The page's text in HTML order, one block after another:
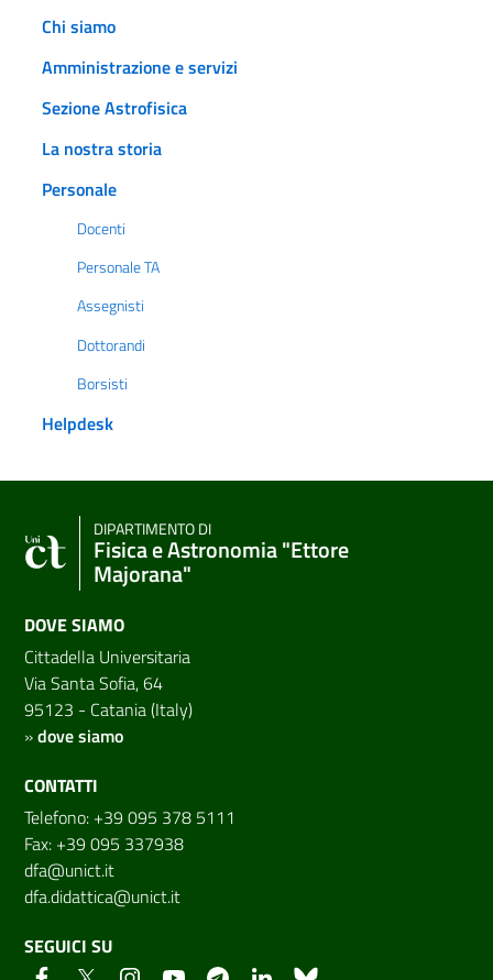
Chi siamo
Amministrazione e servizi
Sezione Astrofisica
La nostra storia
Personale
Docenti
Personale TA
Assegnisti
Dottorandi
Borsisti
Helpdesk
DIPARTIMENTO DI
Fisica e Astronomia "Ettore
Majorana"
DOVE SIAMO
Cittadella Universitaria
Via Santa Sofia, 64
95123 - Catania (Italy)
»dove siamo
CONTATTI
Telefono: +39 095 378 5111
Fax: +39 095 337938
dfa@unict.it
dfa.didattica@unict.it
SEGUICI SU